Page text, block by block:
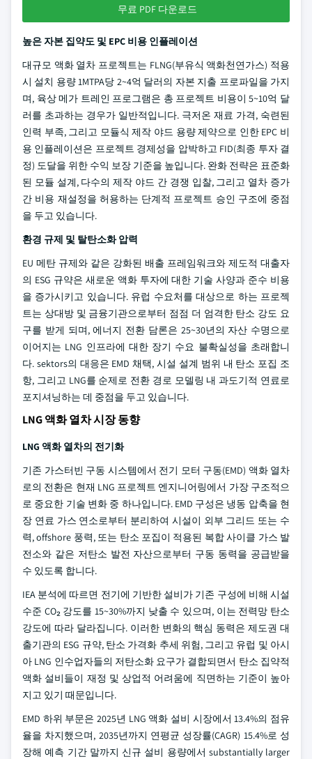
무료 PDF 다운로드
높은 자본 집약도 및 EPC 비용 인플레이션
대규모 액화 열차 프로젝트는 FLNG(부유식 액화천연가스) 적용
시 설치 용량 1MTPA당 2~4억 달러의 자본 지출 프로파일을 가지
며, 육상 메가 트레인 프로그램은 총 프로젝트 비용이 5~10억 달
러를 초과하는 경우가 일반적입니다. 극저온 재료 가격, 숙련된
인력 부족, 그리고 모듈식 제작 야드 용량 제약으로 인한 EPC 비
용 인플레이션은 프로젝트 경제성을 압박하고 FID(최종 투자 결
정) 도달을 위한 수익 보장 기준을 높입니다. 완화 전략은 표준화
된 모듈 설계, 다수의 제작 야드 간 경쟁 입찰, 그리고 열차 증가
간 비용 재설정을 허용하는 단계적 프로젝트 승인 구조에 중점
을 두고 있습니다.
환경 규제 및 탈탄소화 압력
EU 메탄 규제와 같은 강화된 배출 프레임워크와 제도적 대출자
의 ESG 규약은 새로운 액화 투자에 대한 기술 사양과 준수 비용
을 증가시키고 있습니다. 유럽 수요처를 대상으로 하는 프로젝
트는 상대방 및 금융기관으로부터 점점 더 엄격한 탄소 강도 요
구를 받게 되며, 에너지 전환 담론은 25~30년의 자산 수명으로
이어지는 LNG 인프라에 대한 장기 수요 불확실성을 초래합니
다. sektors의 대응은 EMD 채택, 시설 설계 범위 내 탄소 포집 조
항, 그리고 LNG를 순제로 전환 경로 모델링 내 과도기적 연료로
포지셔닝하는 데 중점을 두고 있습니다.
LNG 액화 열차 시장 동향
LNG 액화 열차의 전기화
기존 가스터빈 구동 시스템에서 전기 모터 구동(EMD) 액화 열차
로의 전환은 현재 LNG 프로젝트 엔지니어링에서 가장 구조적으
로 중요한 기술 변화 중 하나입니다. EMD 구성은 냉동 압축을 현
장 연료 가스 연소로부터 분리하여 시설이 외부 그리드 또는 수
력, offshore 풍력, 또는 탄소 포집이 적용된 복합 사이클 가스 발
전소와 같은 저탄소 발전 자산으로부터 구동 동력을 공급받을
수 있도록 합니다.
IEA 분석에 따르면 전기에 기반한 설비가 기존 구성에 비해 시설
수준 CO₂ 강도를 15~30%까지 낮출 수 있으며, 이는 전력망 탄소
강도에 따라 달라집니다. 이러한 변화의 핵심 동력은 제도권 대
출기관의 ESG 규약, 탄소 가격화 추세 위험, 그리고 유럽 및 아시
아 LNG 인수업자들의 저탄소화 요구가 결합되면서 탄소 집약적
액화 설비들이 재정 및 상업적 어려움에 직면하는 기준이 높아
지고 있기 때문입니다.
EMD 하위 부문은 2025년 LNG 액화 설비 시장에서 13.4%의 점유
율을 차지했으며, 2035년까지 연평균 성장률(CAGR) 15.4%로 성
장해 예측 기간 말까지 신규 설비 용량에서 substantially larger